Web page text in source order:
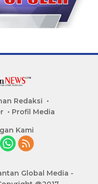
Redaksi
Profil Media
Kami
Global Media -